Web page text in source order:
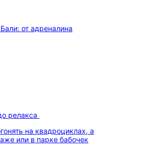
релакса
на квадроциклах, а
или в парке бабочек